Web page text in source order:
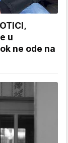
u
ne ode na